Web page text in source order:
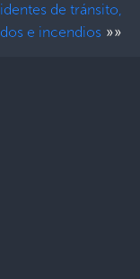
de tránsito,
e incendios »»